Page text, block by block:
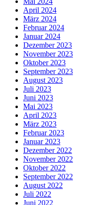
April 2024
März 2024
Februar 2024
Januar 2024
Dezember 2023
November 2023
Oktober 2023
September 2023
August 2023
Juli 2023
Juni 2023
Mai 2023
April 2023
März 2023
Februar 2023
Januar 2023
Dezember 2022
November 2022
Oktober 2022
September 2022
August 2022
Juli 2022
Juni 2022